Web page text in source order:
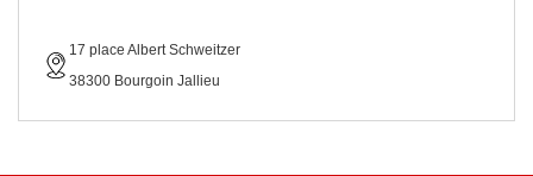
17 place Albert Schweitzer
38300 Bourgoin Jallieu